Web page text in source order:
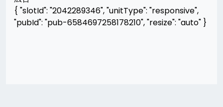
{ "slotId": "2042289346", "unitType": "responsive",
"pubId": "pub-6584697258178210", "resize": "auto" }